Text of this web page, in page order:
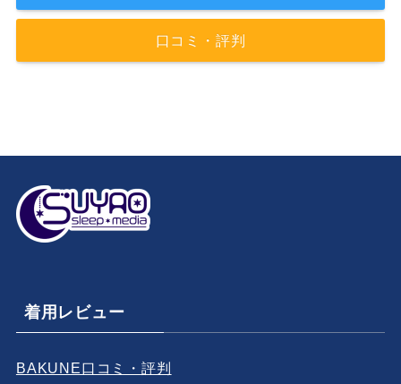
口コミ・評判
着用レビュー
BAKUNE口コミ・評判